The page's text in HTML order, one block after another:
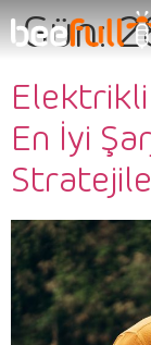
Gün:
En İyi